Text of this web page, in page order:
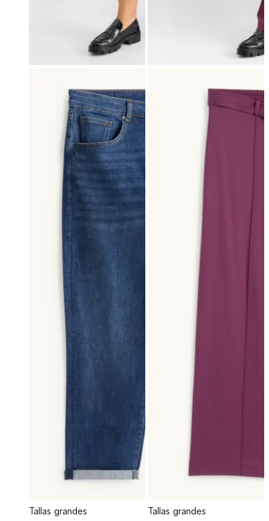
Tallas grandes
Tallas grandes